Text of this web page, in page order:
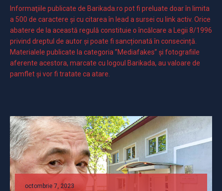
Informaţiile publicate de Barikada.ro pot fi preluate doar în limita
a 500 de caractere şi cu citarea în lead a sursei cu link activ. Orice
abatere de la această regulă constituie o încălcare a Legii 8/1996
privind dreptul de autor și poate fi sancționată în consecință.
Materialele publicate la categoria ”Mediafakes” și fotografiile
aferente acestora, marcate cu logoul Barikada, au valoare de
pamflet și vor fi tratate ca atare.
octombrie 7, 2023